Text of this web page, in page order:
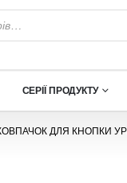
СЕРІЇ ПРОДУКТУ
ДЛЯ КНОПКИ